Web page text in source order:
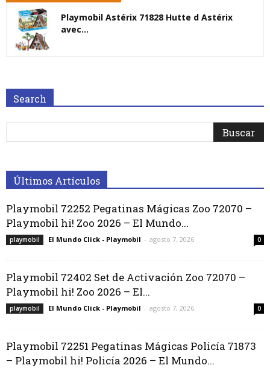
Playmobil Astérix 71828 Hutte d Astérix
avec...
Search
Últimos Artículos
Playmobil 72252 Pegatinas Mágicas Zoo 72070 –
Playmobil hi! Zoo 2026 – El Mundo...
playmobil El Mundo Click - Playmobil - agosto 7, 2026 0
Playmobil 72402 Set de Activación Zoo 72070 –
Playmobil hi! Zoo 2026 – El...
playmobil El Mundo Click - Playmobil - agosto 7, 2026 0
Playmobil 72251 Pegatinas Mágicas Policía 71873
– Playmobil hi! Policía 2026 – El Mundo...